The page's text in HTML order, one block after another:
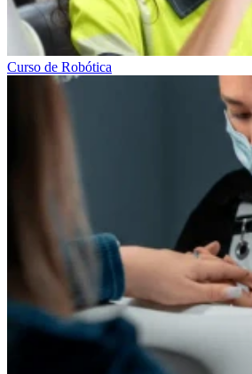
Curso de Robótica